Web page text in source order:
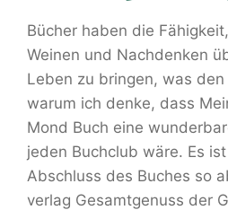
Bücher haben die
Weinen und Nachdenken
Leben zu bringen, was
warum ich denke, dass
Mond Buch eine
jeden Buchclub wäre. Es
Abschluss des Buches so
verlag Gesamtgenuss der